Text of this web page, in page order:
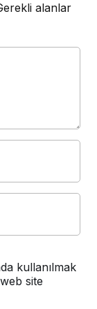
alanlar
kullanılmak
site